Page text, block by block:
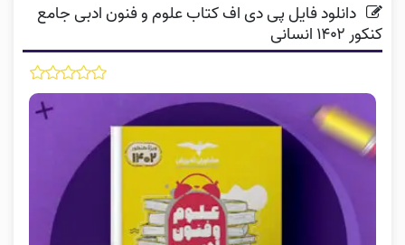
دانلود فایل پی دی اف کتاب علوم و فنون ادبی جامع
کنکور ۱۴۰۲ انسانی